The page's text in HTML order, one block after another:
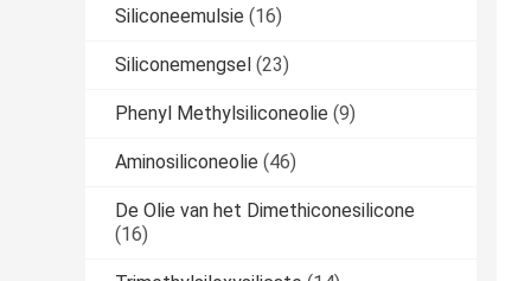
Siliconeemulsie (16)
Siliconemengsel (23)
Phenyl Methylsiliconeolie (9)
Aminosiliconeolie (46)
De Olie van het Dimethiconesilicone
(16)